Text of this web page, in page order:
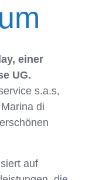
einer
UG.
s.a.s,
di
auf